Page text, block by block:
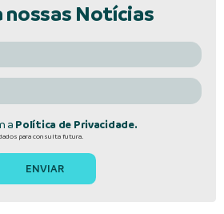
nossas Notícias
a Política de Privacidade.
para consulta futura.